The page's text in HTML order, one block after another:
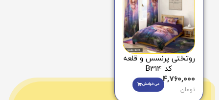
روتختی پرنسس و قلعه
کد B314
4,760,000
تومان
می‌خوامش